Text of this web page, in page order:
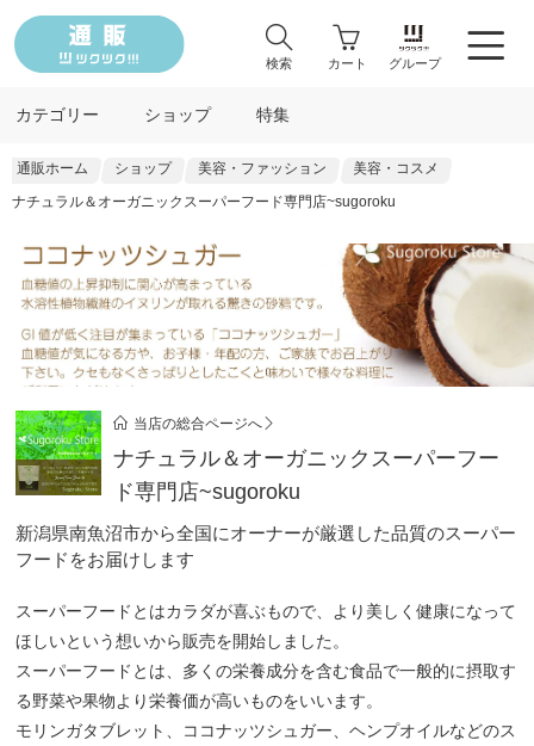
検索 カート グループ
カテゴリー ショップ 特集
通販ホーム ショップ 美容・ファッション
美容・コスメ
ナチュラル＆オーガニックスーパーフード専門店~sugoroku
当店の総合ページへ
ナチュラル＆オーガニックスーパーフー
ド専門店~sugoroku
新潟県南魚沼市から全国にオーナーが厳選した品質のスーパー
フードをお届けします
スーパーフードとはカラダが喜ぶもので、より美しく健康になって
ほしいという想いから販売を開始しました。
スーパーフードとは、多くの栄養成分を含む食品で一般的に摂取す
る野菜や果物より栄養価が高いものをいいます。
モリンガタブレット、ココナッツシュガー、ヘンプオイルなどのス